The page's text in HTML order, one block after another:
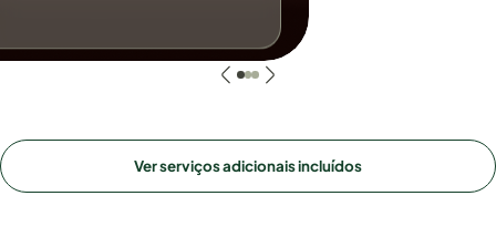
Ver serviços adicionais incluídos